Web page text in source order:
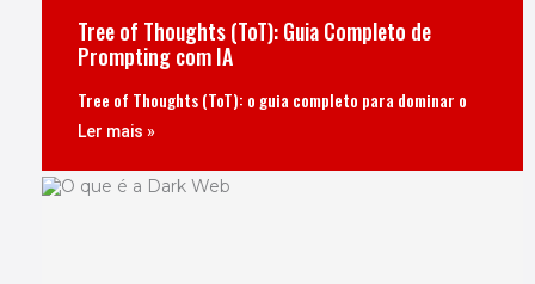
Tree of Thoughts (ToT): Guia Completo de
Prompting com IA
Tree of Thoughts (ToT): o guia completo para dominar o
Ler mais »